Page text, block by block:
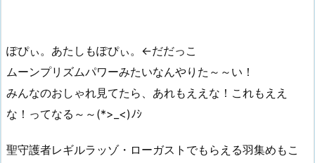
ぽぴぃ。あたしもぽぴぃ。←だだっこ
ムーンプリズムパワーみたいなんやりた～～い！
みんなのおしゃれ見てたら、あれもええな！これもええ
な！ってなる～～(*>_<)ﾉｼ
聖守護者レギルラッゾ・ローガストでもらえる羽集めもこ